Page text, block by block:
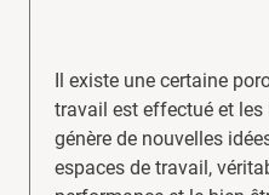
Il existe une certaine
travail est effectué et les
génère de nouvelles
espaces de travail,